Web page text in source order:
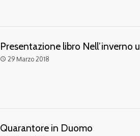
Presentazione libro Nell’inverno
access_time 29 Marzo 2018
Quarantore in Duomo